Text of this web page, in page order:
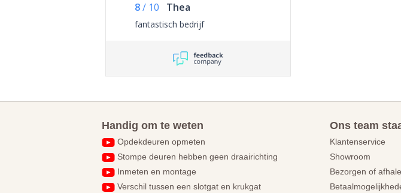
8/ 10 Thea
fantastisch bedrijf
Handig om te weten
Opdekdeuren opmeten
Stompe deuren hebben geen draairichting
Inmeten en montage
Verschil tussen een slotgat en krukgat
Ons team
Klantenservice
Showroom
Bezorgen of